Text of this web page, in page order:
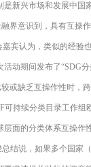
新兴市场和发展中国
融界意识到，具有互操
宾认为，类似的经
活动期间发布了“SDG分
或缺乏互操作性时，
可持续分类目录工作组
面的分类体系互操作
结说，如果多个国家